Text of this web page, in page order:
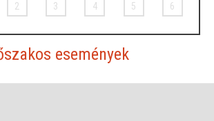
2 3 4 5 6
események